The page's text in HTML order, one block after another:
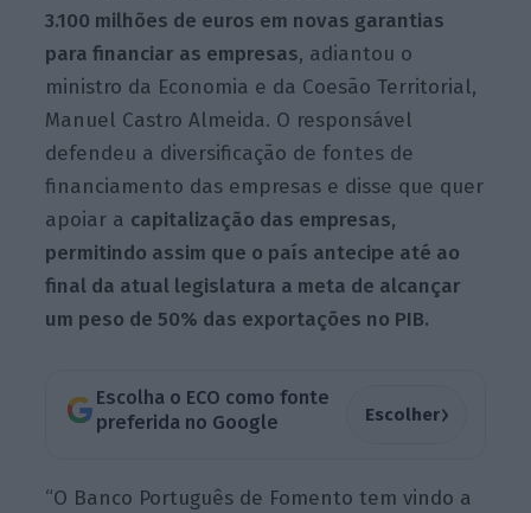
3.100 milhões de euros em novas garantias
para financiar as empresas, adiantou o
ministro da Economia e da Coesão Territorial,
Manuel Castro Almeida. O responsável
defendeu a diversificação de fontes de
financiamento das empresas e disse que quer
apoiar a capitalização das empresas,
permitindo assim que o país antecipe até ao
final da atual legislatura a meta de alcançar
um peso de 50% das exportações no PIB.
Escolha o ECO como fonte
preferida no Google
Escolher›
“O Banco Português de Fomento tem vindo a